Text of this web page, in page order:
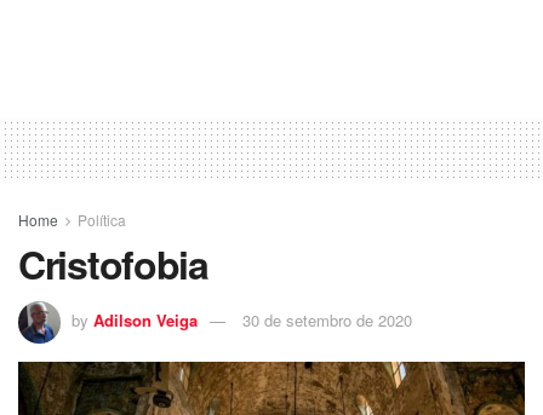
Home Política
Cristofobia
by Adilson Veiga 30 de setembro de 2020